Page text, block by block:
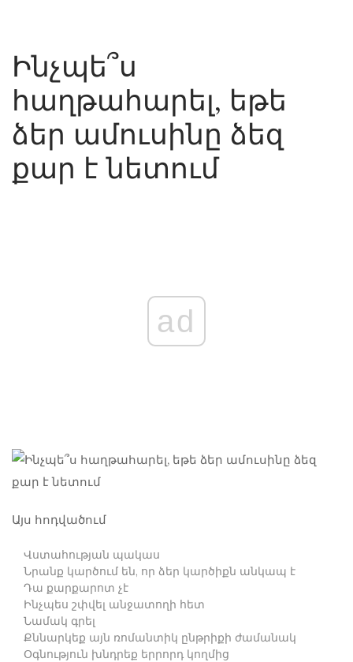
Ինչպե՞ս
հաղթահարել, եթե
ձեր ամուսինը ձեզ
քար է նետում
ad
Այս հոդվածում
Վստահության պակաս
Նրանք կարծում են, որ ձեր կարծիքն անկապ է
Դա քարքարոտ չէ
Ինչպես շփվել անջատողի հետ
Նամակ գրել
Քննարկեք այն ռոմանտիկ ընթրիքի ժամանակ
Օգնություն խնդրեք երրորդ կողմից